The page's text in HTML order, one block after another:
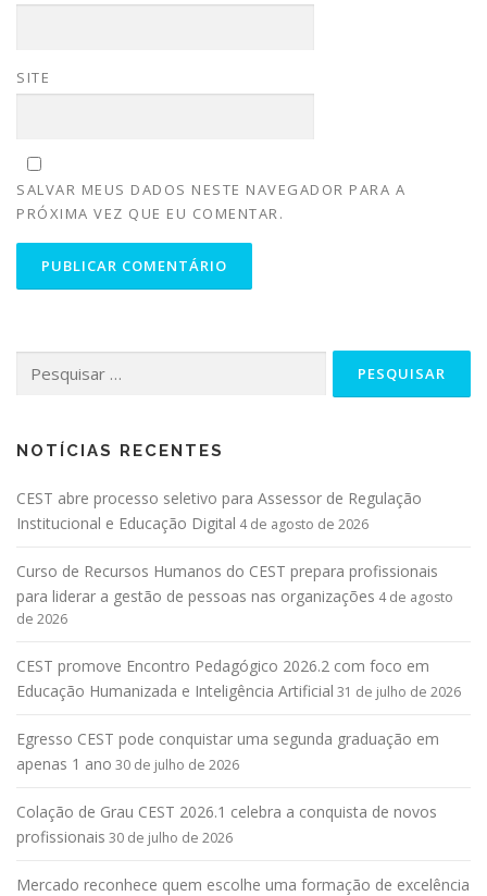
SITE
SALVAR MEUS DADOS NESTE NAVEGADOR PARA A
PRÓXIMA VEZ QUE EU COMENTAR.
NOTÍCIAS RECENTES
CEST abre processo seletivo para Assessor de Regulação
Institucional e Educação Digital 4 de agosto de 2026
Curso de Recursos Humanos do CEST prepara profissionais
para liderar a gestão de pessoas nas organizações 4 de agosto
de 2026
CEST promove Encontro Pedagógico 2026.2 com foco em
Educação Humanizada e Inteligência Artificial 31 de julho de 2026
Egresso CEST pode conquistar uma segunda graduação em
apenas 1 ano 30 de julho de 2026
Colação de Grau CEST 2026.1 celebra a conquista de novos
profissionais 30 de julho de 2026
Mercado reconhece quem escolhe uma formação de excelência